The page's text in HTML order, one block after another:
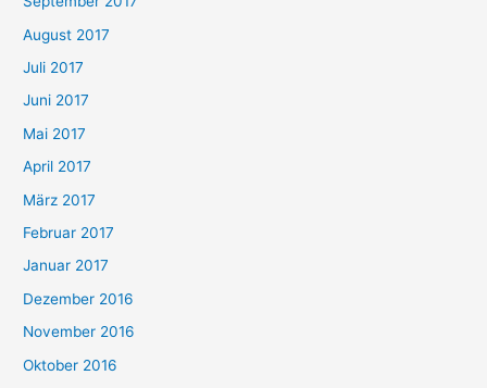
August 2017
Juli 2017
Juni 2017
Mai 2017
April 2017
März 2017
Februar 2017
Januar 2017
Dezember 2016
November 2016
Oktober 2016